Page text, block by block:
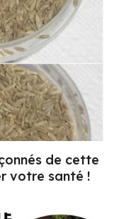
de cette
votre santé !